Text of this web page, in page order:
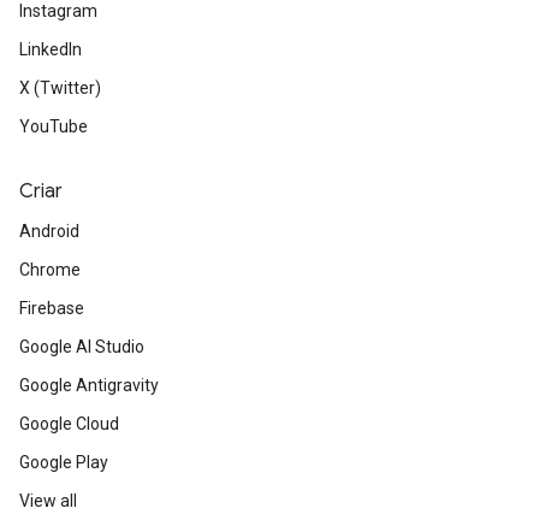
Instagram
LinkedIn
X (Twitter)
YouTube
Criar
Android
Chrome
Firebase
Google AI Studio
Google Antigravity
Google Cloud
Google Play
View all